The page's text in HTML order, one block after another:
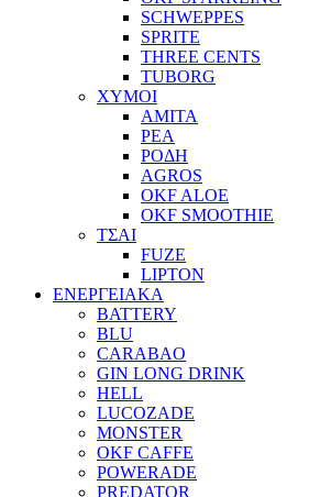
SCHWEPPES
SPRITE
THREE CENTS
TUBORG
ΧΥΜΟΙ
ΑΜΙΤΑ
ΡΕΑ
ΡΟΔΗ
AGROS
OKF ALOE
OKF SMOOTHIE
ΤΣΑΙ
FUZE
LIPTON
ΕΝΕΡΓΕΙΑΚΑ
BATTERY
BLU
CARABAO
GIN LONG DRINK
HELL
LUCOZADE
MONSTER
OKF CAFFE
POWERADE
PREDATOR